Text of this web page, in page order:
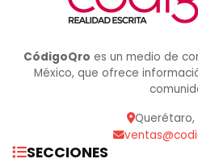
CódigoQro es un medio de
México, que ofrece
Querétaro,
SECCIONES